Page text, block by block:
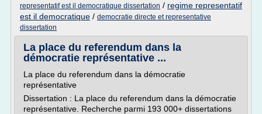
representatif est il democratique dissertation / regime representatif
est il democratique / democratie directe et representative
dissertation
La place du referendum dans la
démocratie représentative ...
La place du referendum dans la démocratie
représentative
Dissertation : La place du referendum dans la démocratie
représentative. Recherche parmi 193 000+ dissertations